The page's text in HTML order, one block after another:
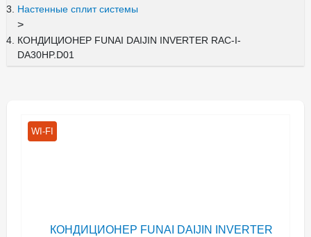
Настенные сплит системы
>
КОНДИЦИОНЕР FUNAI DAIJIN INVERTER RAC-I-
DA30HP.D01
WI-FI